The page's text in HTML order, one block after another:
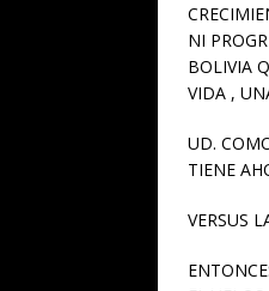
NI
BOLIVIA
VIDA ,
UD.
TIENE
VERSUS